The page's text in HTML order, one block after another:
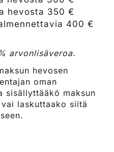
hevosta 350 €
400 €
arvonlisäveroa.
hevosen
oman
sisällyttääkö maksun
laskuttaako siitä